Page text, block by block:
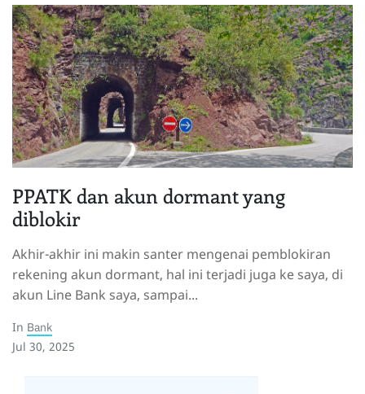
PPATK dan akun dormant yang
diblokir
Akhir-akhir ini makin santer mengenai pemblokiran
rekening akun dormant, hal ini terjadi juga ke saya, di
akun Line Bank saya, sampai...
In Bank
Jul 30, 2025